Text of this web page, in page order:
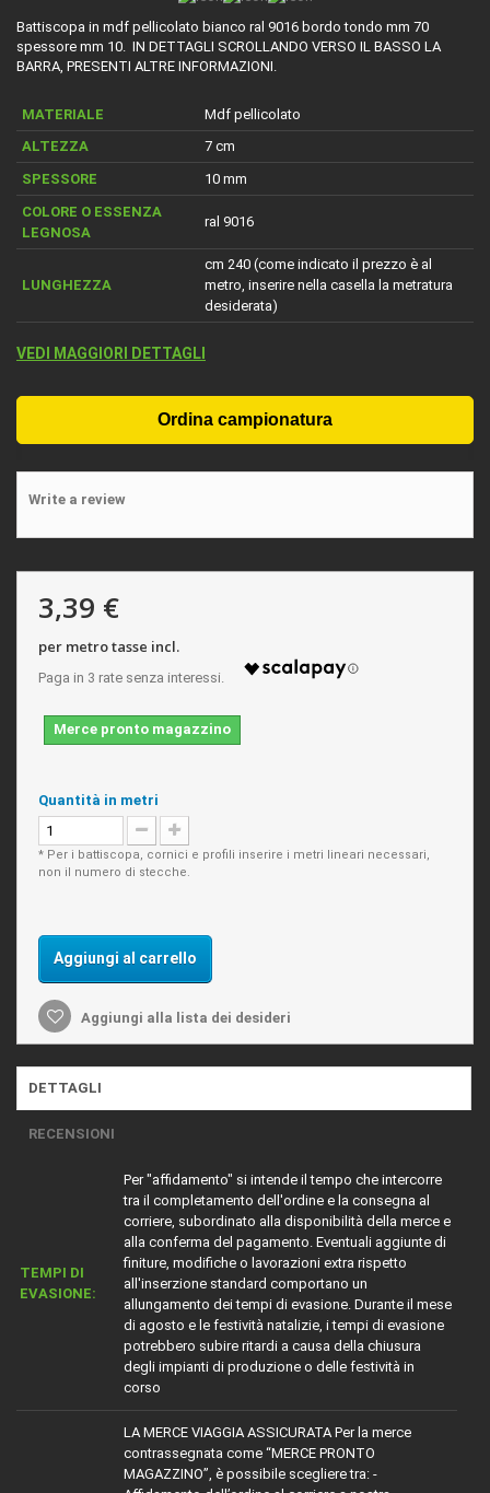
Battiscopa in mdf pellicolato bianco ral 9016 bordo tondo mm 70
spessore mm 10. IN DETTAGLI SCROLLANDO VERSO IL BASSO LA
BARRA, PRESENTI ALTRE INFORMAZIONI.
MATERIALE
Mdf pellicolato
ALTEZZA
7 cm
SPESSORE
10 mm
COLORE O ESSENZA
LEGNOSA
ral 9016
LUNGHEZZA
cm 240 (come indicato il prezzo è al
metro, inserire nella casella la metratura
desiderata)
VEDI MAGGIORI DETTAGLI
Write a review
3,39 €
per metro tasse incl.
Merce pronto magazzino
Quantità in metri
* Per i battiscopa, cornici e profili inserire i metri lineari necessari,
non il numero di stecche.
Aggiungi al carrello
Aggiungi alla lista dei desideri
DETTAGLI
RECENSIONI
TEMPI DI
EVASIONE:
Per "affidamento" si intende il tempo che intercorre
tra il completamento dell'ordine e la consegna al
corriere, subordinato alla disponibilità della merce e
alla conferma del pagamento. Eventuali aggiunte di
finiture, modifiche o lavorazioni extra rispetto
all'inserzione standard comportano un
allungamento dei tempi di evasione. Durante il mese
di agosto e le festività natalizie, i tempi di evasione
potrebbero subire ritardi a causa della chiusura
degli impianti di produzione o delle festività in
corso
LA MERCE VIAGGIA ASSICURATA Per la merce
contrassegnata come “MERCE PRONTO
MAGAZZINO”, è possibile scegliere tra: -